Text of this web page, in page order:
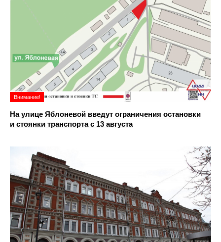
Внимание!
На улице Яблоневой введут ограничения остановки
и стоянки транспорта с 13 августа